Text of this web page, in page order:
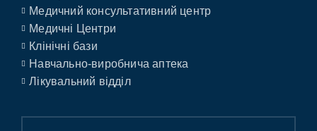
Медичний консультативний центр
Медичні Центри
Клінічні бази
Навчально-виробнича аптека
Лікувальний відділ